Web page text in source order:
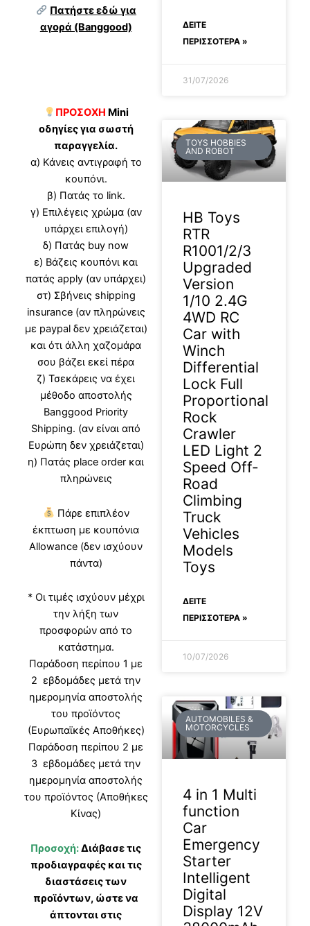
Πατήστε εδώ για
αγορά (Banggood)
ΠΡΟΣΟΧΗ Mini
οδηγίες για σωστή
παραγγελία.
α) Κάνεις αντιγραφή το
κουπόνι.
β) Πατάς το link.
γ) Επιλέγεις χρώμα (αν
υπάρχει επιλογή)
δ) Πατάς buy now
ε) Βάζεις κουπόνι και
πατάς apply (αν υπάρχει)
στ) Σβήνεις shipping
insurance (αν πληρώνεις
με paypal δεν χρειάζεται)
και ότι άλλη χαζομάρα
σου βάζει εκεί πέρα
ζ) Τσεκάρεις να έχει
μέθοδο αποστολής
Banggood Priority
Shipping. (αν είναι από
Ευρώπη δεν χρειάζεται)
η) Πατάς place order και
πληρώνεις
Πάρε επιπλέον
έκπτωση με κουπόνια
Allowance (δεν ισχύουν
πάντα)
* Οι τιμές ισχύουν μέχρι
την λήξη των
προσφορών από το
κατάστημα.
Παράδοση περίπου 1 με
2 εβδομάδες μετά την
ημερομηνία αποστολής
του προϊόντος
(Ευρωπαϊκές Αποθήκες)
Παράδοση περίπου 2 με
3 εβδομάδες μετά την
ημερομηνία αποστολής
του προϊόντος (Αποθήκες
Κίνας)
Προσοχή:Διάβασε τις
προδιαγραφές και τις
διαστάσεις των
προϊόντων, ώστε να
άπτονται στις
ΔΕΊΤΕ
ΠΕΡΙΣΣΟΤΕΡΑ »
31/07/2026
TOYS HOBBIES
AND ROBOT
HB Toys
RTR
R1001/2/3
Upgraded
Version
1/10 2.4G
4WD RC
Car with
Winch
Differential
Lock Full
Proportional
Rock
Crawler
LED Light 2
Speed Off-
Road
Climbing
Truck
Vehicles
Models
Toys
ΔΕΊΤΕ
ΠΕΡΙΣΣΟΤΕΡΑ »
10/07/2026
AUTOMOBILES &
MOTORCYCLES
4 in 1 Multi
function
Car
Emergency
Starter
Intelligent
Digital
Display 12V